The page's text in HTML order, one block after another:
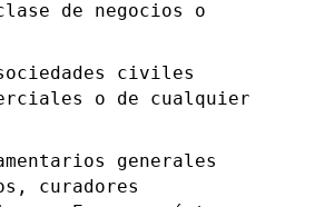
de negocios o
civiles
o de cualquier
generales
curadores